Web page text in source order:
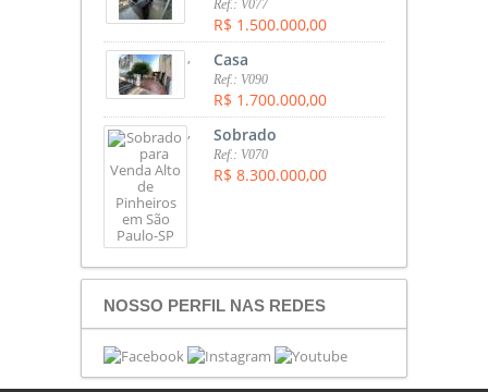
Ref.: V077
R$ 1.500.000,00
, Casa
Ref.: V090
R$ 1.700.000,00
, Sobrado
Ref.: V070
R$ 8.300.000,00
NOSSO PERFIL NAS REDES